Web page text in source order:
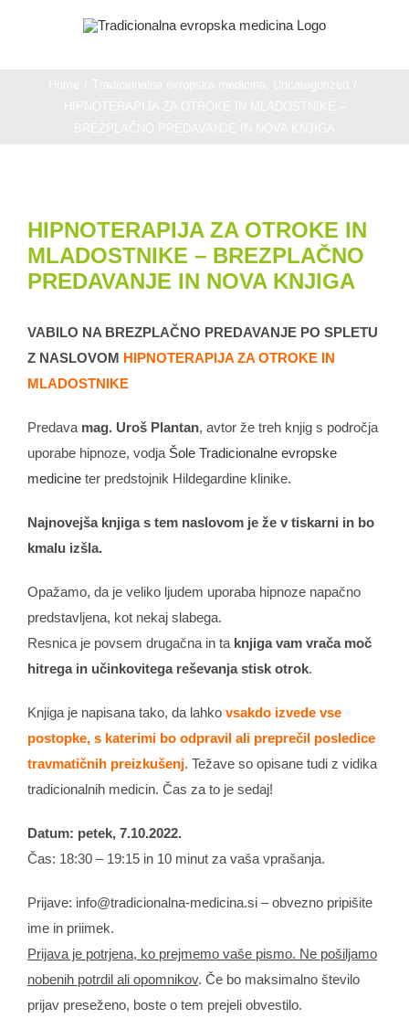
Larger
Image
HIPNOTERAPIJA ZA OTROKE IN
MLADOSTNIKE – BREZPLAČNO
PREDAVANJE IN NOVA KNJIGA
VABILO NA BREZPLAČNO PREDAVANJE PO SPLETU
Z NASLOVOM HIPNOTERAPIJA ZA OTROKE IN
MLADOSTNIKE
Predava mag. Uroš Plantan, avtor že treh knjig s področja
uporabe hipnoze, vodja Šole Tradicionalne evropske
medicine ter predstojnik Hildegardine klinike.
Najnovejša knjiga s tem naslovom je že v tiskarni in bo
kmalu izšla.
Opažamo, da je veliko ljudem uporaba hipnoze napačno
predstavljena, kot nekaj slabega.
Resnica je povsem drugačna in ta knjiga vam vrača moč
hitrega in učinkovitega reševanja stisk otrok.
Knjiga je napisana tako, da lahko vsakdo izvede vse
postopke, s katerimi bo odpravil ali preprečil posledice
travmatičnih preizkušenj. Težave so opisane tudi z vidika
tradicionalnih medicin. Čas za to je sedaj!
Datum: petek, 7.10.2022.
Čas: 18:30 – 19:15 in 10 minut za vaša vprašanja.
Prijave: info@tradicionalna-medicina.si – obvezno pripišite
ime in priimek.
Prijava je potrjena, ko prejmemo vaše pismo. Ne pošiljamo
nobenih potrdil ali opomnikov. Če bo maksimalno število
prijav preseženo, boste o tem prejeli obvestilo.